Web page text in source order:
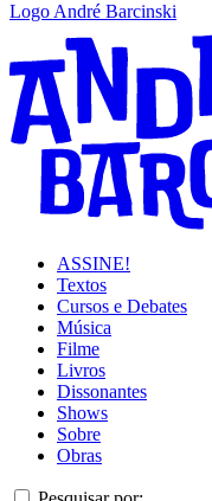
Logo André Barcinski
ASSINE!
Textos
Cursos e Debates
Música
Filme
Livros
Dissonantes
Shows
Sobre
Obras